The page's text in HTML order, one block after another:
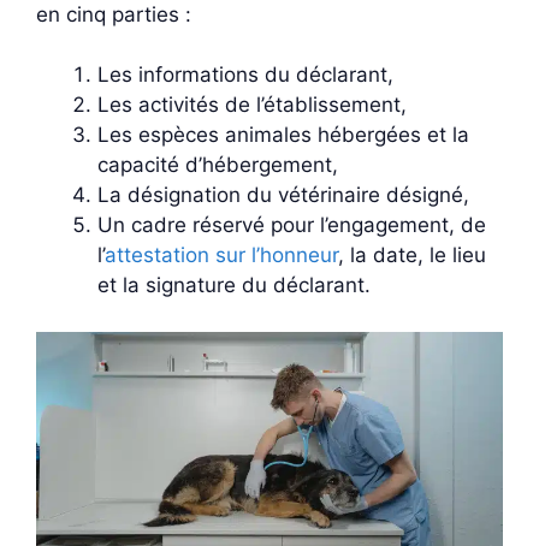
en cinq parties :
Les informations du déclarant,
Les activités de l’établissement,
Les espèces animales hébergées et la
capacité d’hébergement,
La désignation du vétérinaire désigné,
Un cadre réservé pour l’engagement, de
l’attestation sur l’honneur, la date, le lieu
et la signature du déclarant.